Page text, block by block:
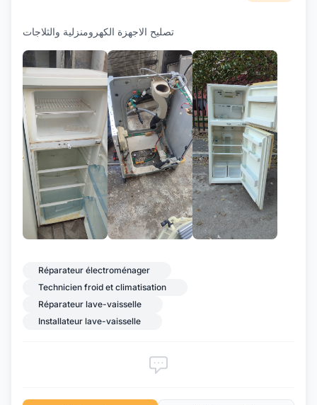
تصليح الاجهزة الكهرومنزلية والثلاجات
Réparateur électroménager
Technicien froid et climatisation
Réparateur lave-vaisselle
Installateur lave-vaisselle